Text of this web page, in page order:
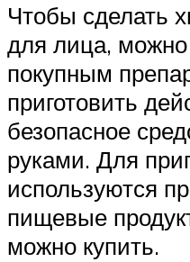
Чтобы сделать
для лица, можно
покупным
приготовить
безопасное
руками. Для
используются
пищевые
можно купить.